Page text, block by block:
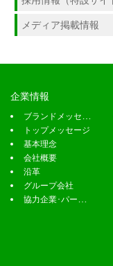
企業情報
ブランドメッセージ
トップメッセージ
基本理念
会社概要
沿革
グループ会社
協力企業･パートナー募集